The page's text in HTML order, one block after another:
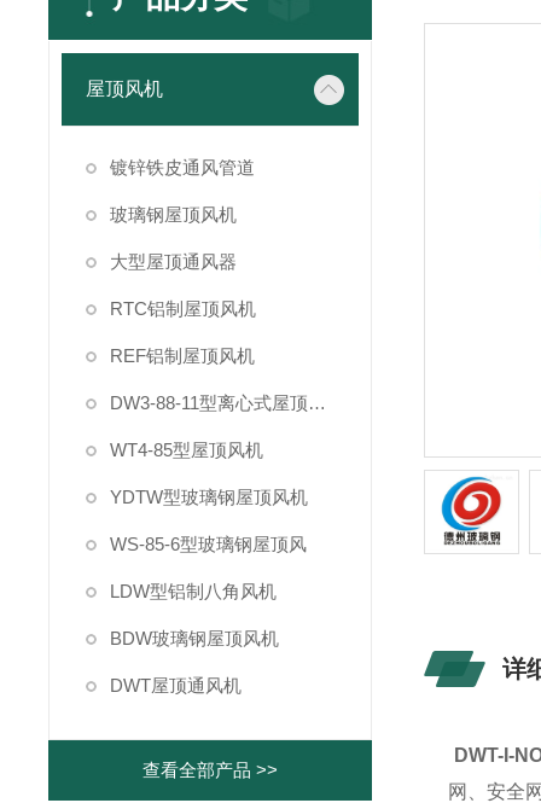
屋顶风机
镀锌铁皮通风管道
玻璃钢屋顶风机
大型屋顶通风器
RTC铝制屋顶风机
REF铝制屋顶风机
DW3-88-11型离心式屋顶风机
WT4-85型屋顶风机
YDTW型玻璃钢屋顶风机
WS-85-6型玻璃钢屋顶风
LDW型铝制八角风机
BDW玻璃钢屋顶风机
DWT屋顶通风机
查看全部产品 >>
详
DWT-I-
网、安全